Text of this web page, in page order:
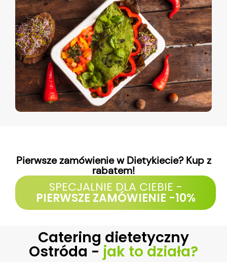
Pierwsze zamówienie w Dietykiecie? Kup z
rabatem!
SPECJALNIE DLA CIEBIE -
PIERWSZE ZAMÓWIENIE -10%
Catering dietetyczny
Ostróda - jak to działa?